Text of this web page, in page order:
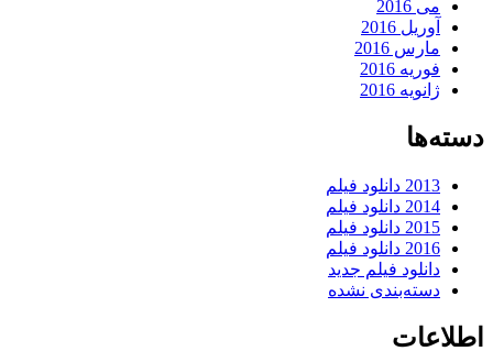
می 2016
آوریل 2016
مارس 2016
فوریه 2016
ژانویه 2016
دسته‌ها
2013 دانلود فیلم
2014 دانلود فیلم
2015 دانلود فیلم
2016 دانلود فیلم
دانلود فیلم جدید
دسته‌بندی نشده
اطلاعات